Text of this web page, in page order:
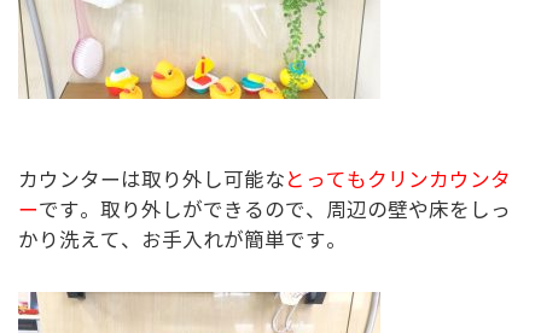
カウンターは取り外し可能なとってもクリンカウンタ
ーです。取り外しができるので、周辺の壁や床をしっ
かり洗えて、お手入れが簡単です。